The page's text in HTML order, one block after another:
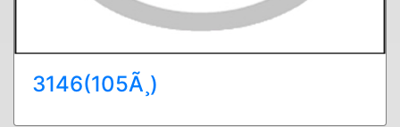
3146(105Ã¸)